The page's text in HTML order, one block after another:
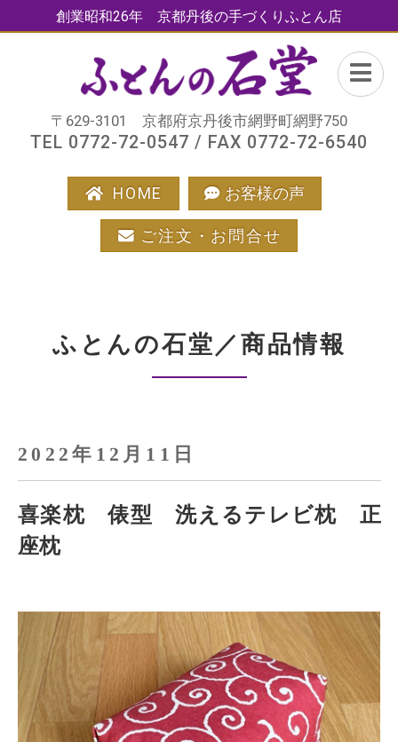
創業昭和26年 京都丹後の手づくりふとん店
〒629-3101 京都府京丹後市網野町網野750
TEL 0772-72-0547 / FAX 0772-72-6540
HOME お客様の声
ご注文・お問合せ
ふとんの石堂／商品情報
2022年12月11日
喜楽枕 俵型 洗えるテレビ枕 正
座枕